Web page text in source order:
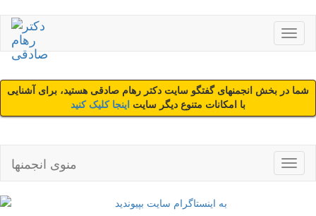
شما در بخش انجمنهای گفتگو سایت دکتر رهام صادقی هستید، برای آشنایی
با امکانات متنوع دیگر سایت اینجا کلیک کنید
منوی انجمنها